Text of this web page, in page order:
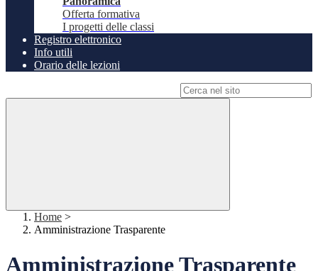
Offerta formativa
I progetti delle classi
Registro elettronico
Info utili
Orario delle lezioni
Home >
Amministrazione Trasparente
Amministrazione Trasparente